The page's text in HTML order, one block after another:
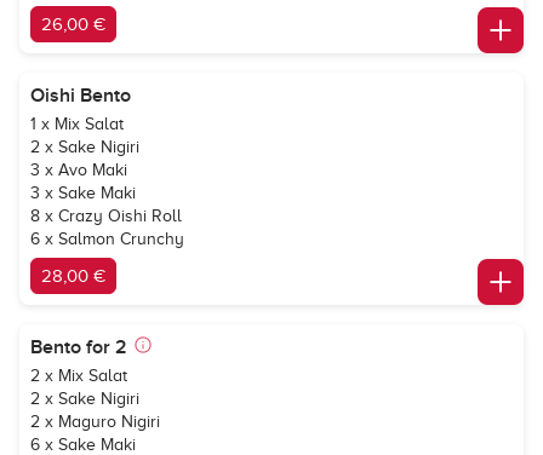
26,00 €
Oishi Bento
1 x Mix Salat
2 x Sake Nigiri
3 x Avo Maki
3 x Sake Maki
8 x Crazy Oishi Roll
6 x Salmon Crunchy
28,00 €
Bento for 2
2 x Mix Salat
2 x Sake Nigiri
2 x Maguro Nigiri
6 x Sake Maki